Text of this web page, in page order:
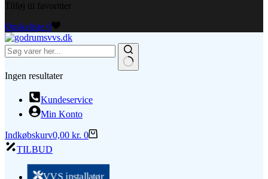
Tilføj til favoritter
Ønskeliste 0
Ingen resultater
Kundeservice
Min Konto
Indkøbskurv0,00 kr. 0
TILBUD
VVS installatør